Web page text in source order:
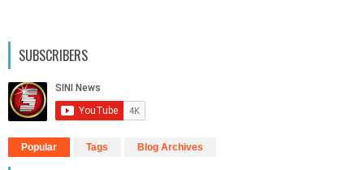
SUBSCRIBERS
Popular Tags Blog Archives